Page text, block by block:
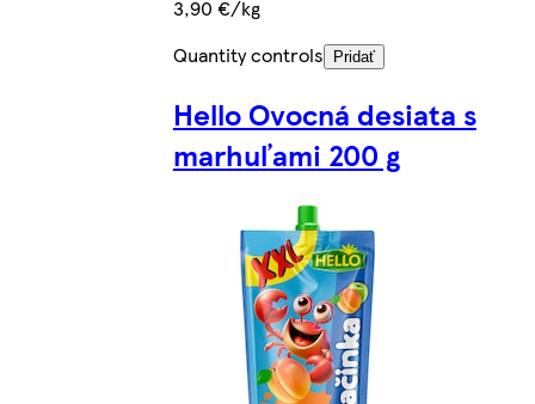
3,90 €/kg
Quantity controls
Pridať
Hello Ovocná desiata s
marhuľami 200 g